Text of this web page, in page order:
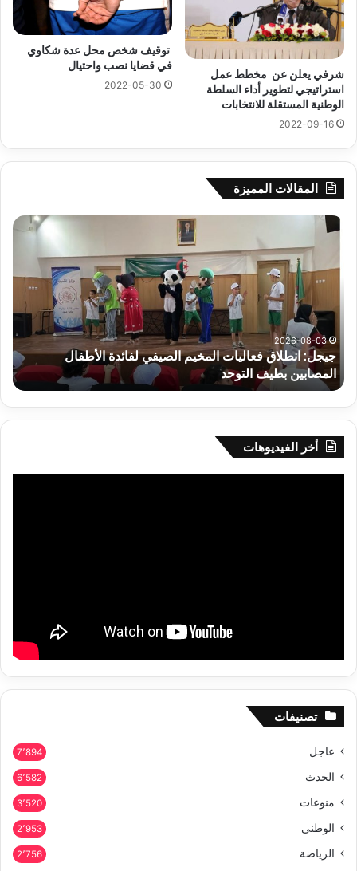
شرفي يعلن عن مخطط عمل
استراتيجي لتطوير أداء السلطة
الوطنية المستقلة للانتخابات
2022-09-16
توقيف شخص محل عدة شكاوي
في قضايا نصب واحتيال
2022-05-30
المقالات المميزة
جيجل:
المخيم
لفائدة
الأطفال
المصابين
بطيف
التوحد
2026-08-03
جيجل: انطلاق فعاليات المخيم الصيفي لفائدة الأطفال
المصابين بطيف التوحد
أخر الفيديوهات
تصنيفات
عاجل 7٬894
الحدث 6٬582
منوعات 3٬520
الوطني 2٬953
الرياضة 2٬756